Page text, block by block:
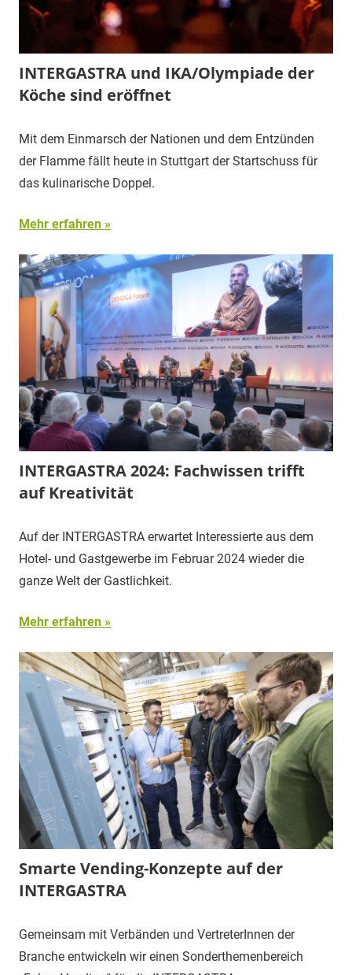
INTERGASTRA und IKA/Olympiade der
Köche sind eröffnet
Mit dem Einmarsch der Nationen und dem Entzünden
der Flamme fällt heute in Stuttgart der Startschuss für
das kulinarische Doppel.
Mehr erfahren
INTERGASTRA 2024: Fachwissen trifft
auf Kreativität
Auf der INTERGASTRA erwartet Interessierte aus dem
Hotel- und Gastgewerbe im Februar 2024 wieder die
ganze Welt der Gastlichkeit.
Mehr erfahren
Smarte Vending-Konzepte auf der
INTERGASTRA
Gemeinsam mit Verbänden und VertreterInnen der
Branche entwickeln wir einen Sonderthemenbereich